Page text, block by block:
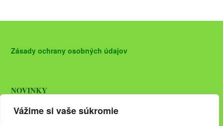
Vážime si vaše súkromie
Zásady ochrany osobných údajov
NOVINKY
27.03.2019 otvárame nový ročník